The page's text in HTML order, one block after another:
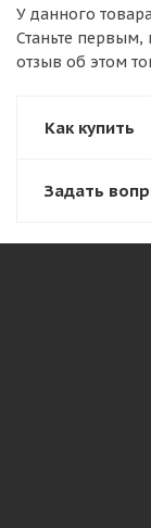
У данного
Станьте первым,
отзыв об этом
Как купить
Задать